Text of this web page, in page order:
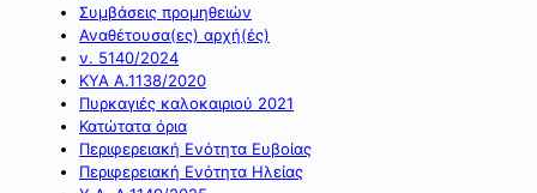
Συμβάσεις προμηθειών
Αναθέτουσα(ες) αρχή(ές)
ν. 5140/2024
ΚΥΑ Α.1138/2020
Πυρκαγιές καλοκαιριού 2021
Κατώτατα όρια
Περιφερειακή Ενότητα Ευβοίας
Περιφερειακή Ενότητα Ηλείας